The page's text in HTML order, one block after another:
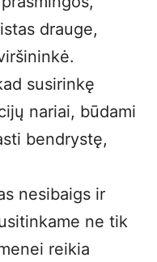
drauge,
susirinkę
nariai, būdami
bendrystę,
nesibaigs ir
ne tik
reikia